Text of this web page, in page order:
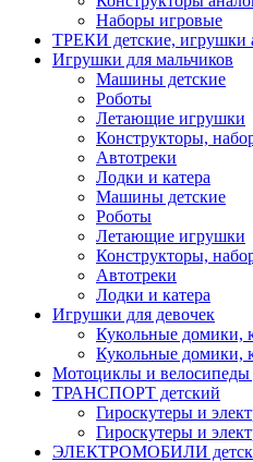
Наборы игровые
ТРЕКИ детские, игрушки
Игрушки для мальчиков
Машины детские
Роботы
Летающие игрушки
Конструкторы,
Автотреки
Лодки и катера
Машины детские
Роботы
Летающие игрушки
Конструкторы,
Автотреки
Лодки и катера
Игрушки для девочек
Кукольные домики,
Кукольные домики,
Мотоциклы и велосипеды
ТРАНСПОРТ детский
Гироскутеры и
Гироскутеры и
ЭЛЕКТРОМОБИЛИ